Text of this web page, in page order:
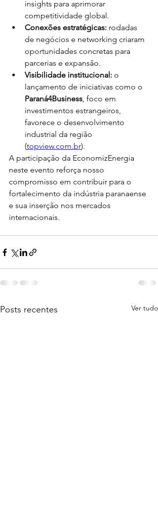
insights para aprimorar
competitividade global.
Conexões estratégicas: rodadas
de negócios e networking criaram
oportunidades concretas para
parcerias e expansão.
Visibilidade institucional: o
lançamento de iniciativas como o
Paraná4Business, foco em
investimentos estrangeiros,
favorece o desenvolvimento
industrial da região
(topview.com.br).
A participação da EconomizEnergia
neste evento reforça nosso
compromisso em contribuir para o
fortalecimento da indústria paranaense
e sua inserção nos mercados
internacionais.
Posts recentes Ver tudo